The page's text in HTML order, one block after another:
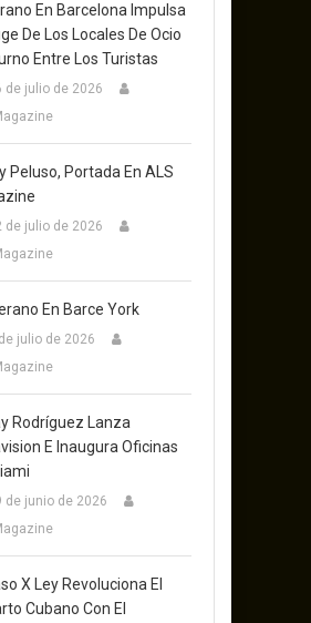
En Barcelona Impulsa
De Los Locales De Ocio
Entre Los Turistas
de julio de 2026
Peluso, Portada En ALS
de julio de 2026
En Barce York
julio de 2026
Rodríguez Lanza
E Inaugura Oficinas
de junio de 2026
X Ley Revoluciona El
Cubano Con El